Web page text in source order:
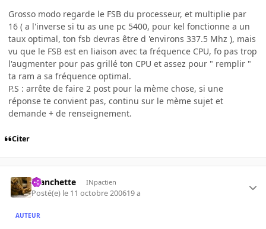
Grosso modo regarde le FSB du processeur, et multiplie par
16 ( a l'inverse si tu as une pc 5400, pour kel fonctionne a un
taux optimal, ton fsb devras être d 'environs 337.5 Mhz ), mais
vu que le FSB est en liaison avec ta fréquence CPU, fo pas trop
l'augmenter pour pas grillé ton CPU et assez pour " remplir "
ta ram a sa fréquence optimal.
P.S : arrête de faire 2 post pour la mème chose, si une
réponse te convient pas, continu sur le mème sujet et
demande + de renseignement.
Citer
manchette INpactien
Posté(e) le 11 octobre 200619 a
AUTEUR